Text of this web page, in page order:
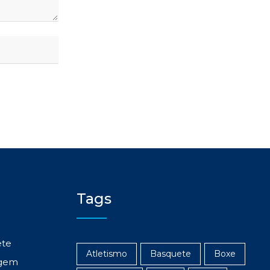
Tags
Atletismo Basquete Boxe